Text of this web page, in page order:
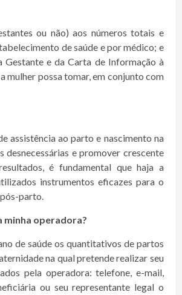
ou não) aos números totais e
de saúde e por médico; e
e da Carta de Informação à
mulher possa tomar, em conjunto com
assistência ao parto e nascimento na
e promover crescente
é fundamental que haja a
instrumentos eficazes para o
parto.
minha operadora?
de saúde os quantitativos de partos
na qual pretende realizar seu
pela operadora: telefone, e-mail,
ou seu representante legal o